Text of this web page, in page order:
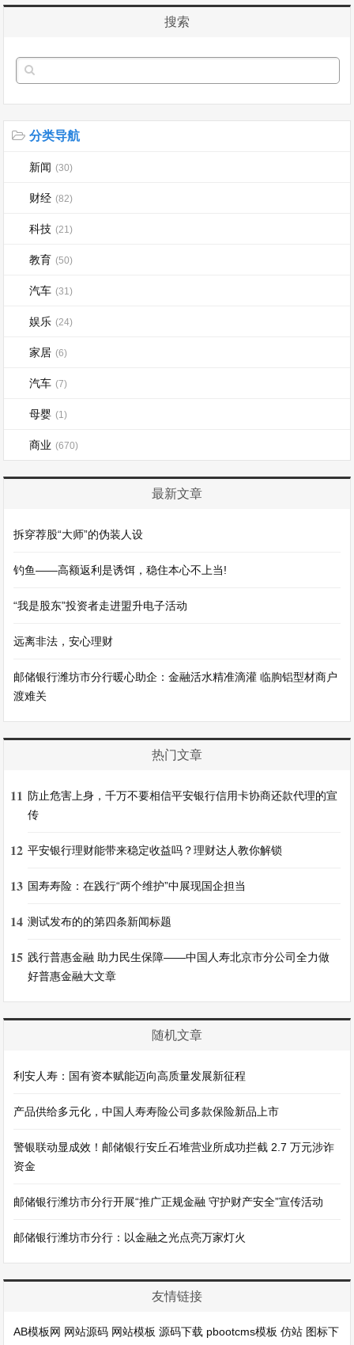
搜索
分类导航
新闻 (30)
财经 (82)
科技 (21)
教育 (50)
汽车 (31)
娱乐 (24)
家居 (6)
汽车 (7)
母婴 (1)
商业 (670)
最新文章
拆穿荐股“大师”的伪装人设
钓鱼——高额返利是诱饵，稳住本心不上当!
“我是股东”投资者走进盟升电子活动
远离非法，安心理财
邮储银行潍坊市分行暖心助企：金融活水精准滴灌 临朐铝型材商户
渡难关
热门文章
11 防止危害上身，千万不要相信平安银行信用卡协商还款代理的宣
传
12 平安银行理财能带来稳定收益吗？理财达人教你解锁
13 国寿寿险：在践行“两个维护”中展现国企担当
14 测试发布的的第四条新闻标题
15 践行普惠金融 助力民生保障——中国人寿北京市分公司全力做
好普惠金融大文章
随机文章
利安人寿：国有资本赋能迈向高质量发展新征程
产品供给多元化，中国人寿寿险公司多款保险新品上市
警银联动显成效！邮储银行安丘石堆营业所成功拦截 2.7 万元涉诈
资金
邮储银行潍坊市分行开展“推广正规金融 守护财产安全”宣传活动
邮储银行潍坊市分行：以金融之光点亮万家灯火
友情链接
AB模板网 网站源码 网站模板 源码下载 pbootcms模板 仿站 图标下